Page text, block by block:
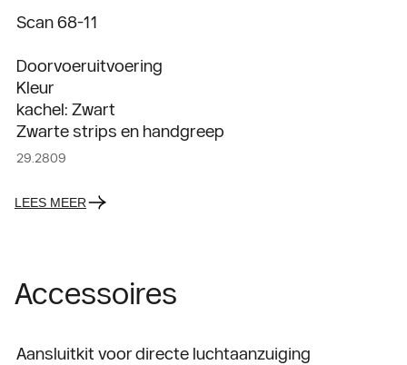
Scan 68-11
Doorvoeruitvoering
Kleur
kachel: Zwart
Zwarte strips en handgreep
29.2809
LEES MEER
Accessoires
Aansluitkit voor directe luchtaanzuiging